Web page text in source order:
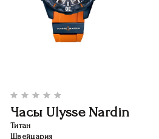
Часы Ulysse Nardin
Титан
Швейцария